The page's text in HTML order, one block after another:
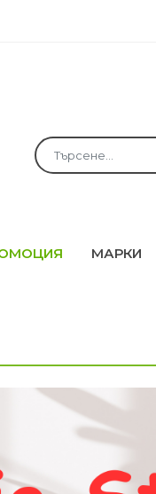
МАРКИ